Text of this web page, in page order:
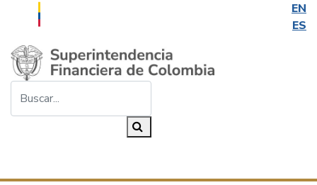
EN
ES
Saltar al contenido principal